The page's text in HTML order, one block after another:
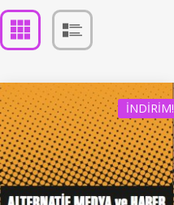
İNDIRIM!